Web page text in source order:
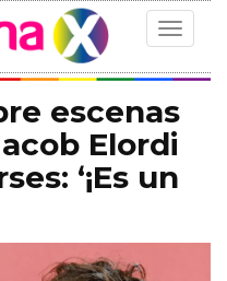
Toggle
escenas
Elordi
‘¡Es un